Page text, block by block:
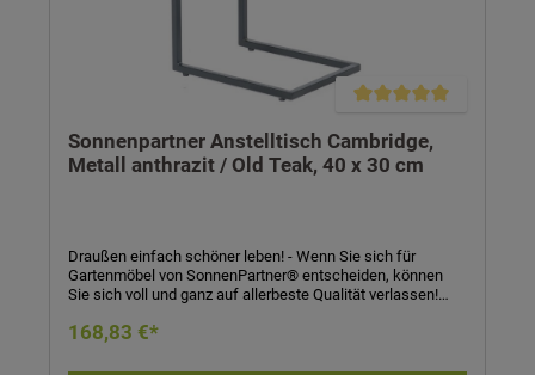
Sonnenpartner Anstelltisch Cambridge,
Metall anthrazit / Old Teak, 40 x 30 cm
Draußen einfach schöner leben! - Wenn Sie sich für
Gartenmöbel von SonnenPartner® entscheiden, können
Sie sich voll und ganz auf allerbeste Qualität verlassen!
handwerklich meisterhafte, technisch perfekte und
werden sehen: Die Entscheidung für SonnenPartner® –
168,83 €*